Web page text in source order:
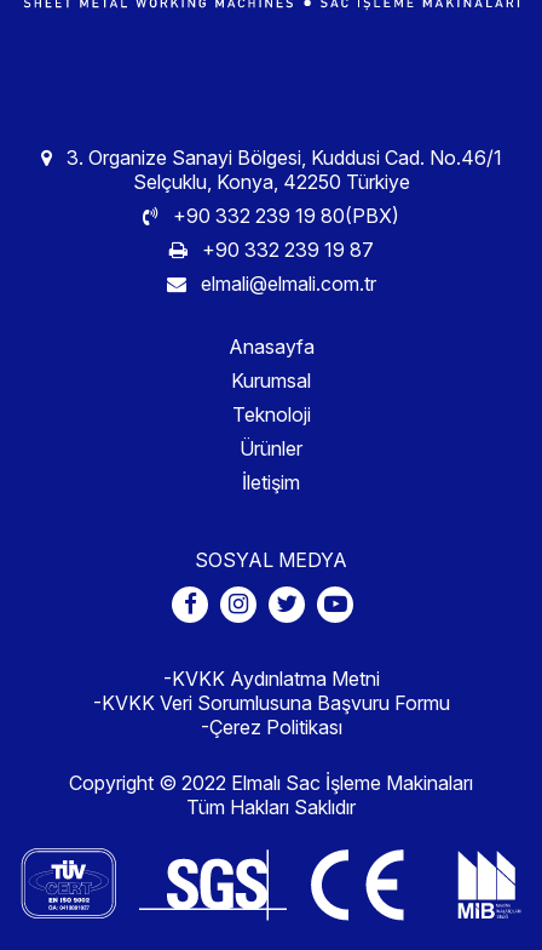
3. Organize Sanayi Bölgesi, Kuddusi Cad. No.46/1
Selçuklu, Konya, 42250 Türkiye
+90 332 239 19 80(PBX)
+90 332 239 19 87
elmali@elmali.com.tr
Anasayfa
Kurumsal
Teknoloji
Ürünler
İletişim
SOSYAL MEDYA
-KVKK Aydınlatma Metni
-KVKK Veri Sorumlusuna Başvuru Formu
-Çerez Politikası
Copyright © 2022 Elmalı Sac İşleme Makinaları
Tüm Hakları Saklıdır